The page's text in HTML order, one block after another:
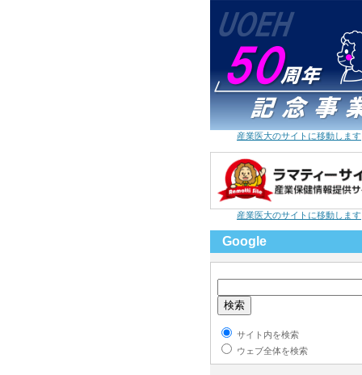
産業医大のサイトに移動します
産業医大のサイトに移動します
Google
サイト内を検索
ウェブ全体を検索